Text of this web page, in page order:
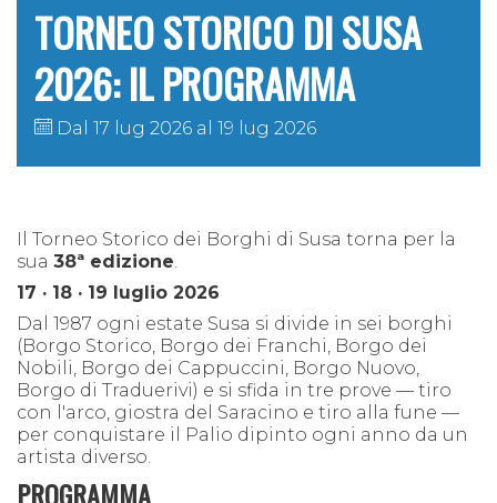
TORNEO STORICO DI SUSA
2026: IL PROGRAMMA
Dal 17 lug 2026 al 19 lug 2026
Il Torneo Storico dei Borghi di Susa torna per la
sua 38ª edizione
17 · 18 · 19 luglio 2026
Dal 1987 ogni estate Susa si divide in sei borghi
(Borgo Storico, Borgo dei Franchi, Borgo dei
Nobili, Borgo dei Cappuccini, Borgo Nuovo,
Borgo di Traduerivi) e si sfida in tre prove — tiro
con l'arco, giostra del Saracino e tiro alla fune —
per conquistare il Palio dipinto ogni anno da un
artista diverso.
PROGRAMMA